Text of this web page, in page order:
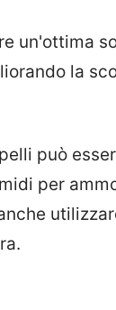
un'ottima
la
può
per